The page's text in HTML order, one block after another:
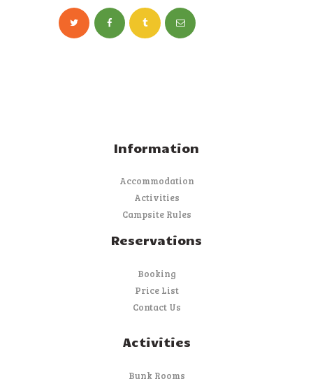
Information
Accommodation
Activities
Campsite Rules
Reservations
Booking
Price List
Contact Us
Activities
Bunk Rooms